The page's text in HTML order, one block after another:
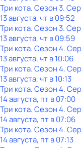
Три кота. Сезон 3.
13 августа, чт в 09:52
Три кота. Сезон 3.
13 августа, чт в 09:59
Три кота. Сезон 4.
13 августа, чт в 10:06
Три кота. Сезон 4.
13 августа, чт в 10:13
Три кота. Сезон 4.
14 августа, пт в 07:00
Три кота. Сезон 4.
14 августа, пт в 07:06
Три кота. Сезон 4.
14 августа, пт в 07:13